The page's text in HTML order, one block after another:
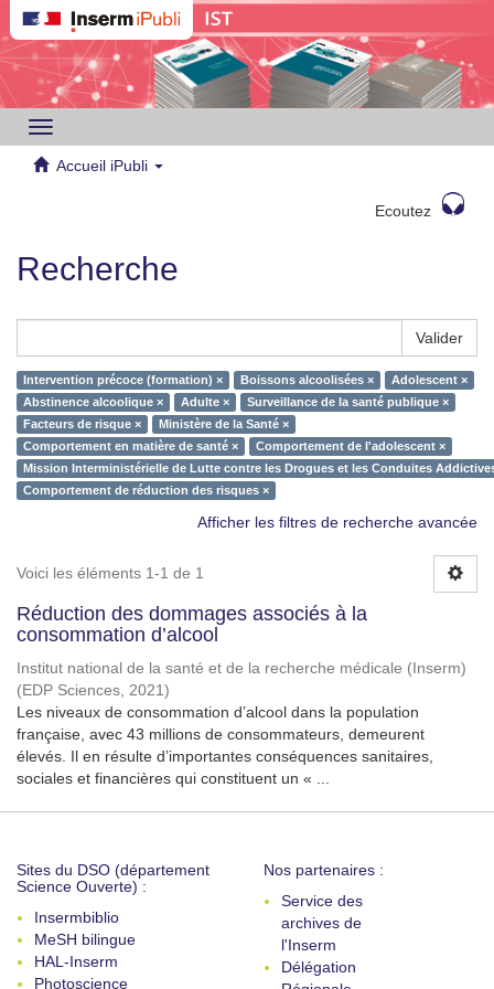
Toggle
navigation
Accueil iPubli
Ecoutez
Recherche
Valider
Intervention précoce (formation) × Boissons alcoolisées ×
Adolescent ×
Abstinence alcoolique ×
Adulte ×
Surveillance de la santé publique ×
Facteurs de risque ×
Ministère de la Santé ×
Comportement en matière de santé ×
Comportement de l'adolescent ×
Mission Interministérielle de Lutte contre les Drogues et les Conduites
Comportement de réduction des risques ×
Afficher les filtres de recherche avancée
Voici les éléments 1-1 de 1
Réduction des dommages associés à la
consommation d’alcool
Institut national de la santé et de la recherche médicale (Inserm)
(EDP Sciences, 2021)
Les niveaux de consommation d’alcool dans la population
française, avec 43 millions de consommateurs, demeurent
élevés. Il en résulte d’importantes conséquences sanitaires,
sociales et financières qui constituent un « ...
Sites du DSO (département
Science Ouverte) :
Insermbiblio
MeSH bilingue
HAL-Inserm
Photoscience
Nos partenaires :
Service des
archives de
l'Inserm
Délégation